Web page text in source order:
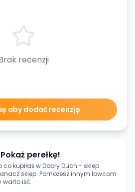
recenzji
aby dodać recenzję
perełkę!
co kupiłaś wDobry Duch - sklep
sklep. Pomożesz innym łowcom
warto iść.